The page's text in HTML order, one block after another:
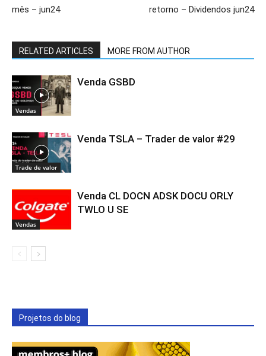
mês – jun24
retorno – Dividendos jun24
RELATED ARTICLES MORE FROM AUTHOR
Vendas
Venda GSBD
Trade de valor
Venda TSLA – Trader de valor #29
Vendas
Venda CL DOCN ADSK DOCU ORLY
TWLO U SE
Projetos do blog